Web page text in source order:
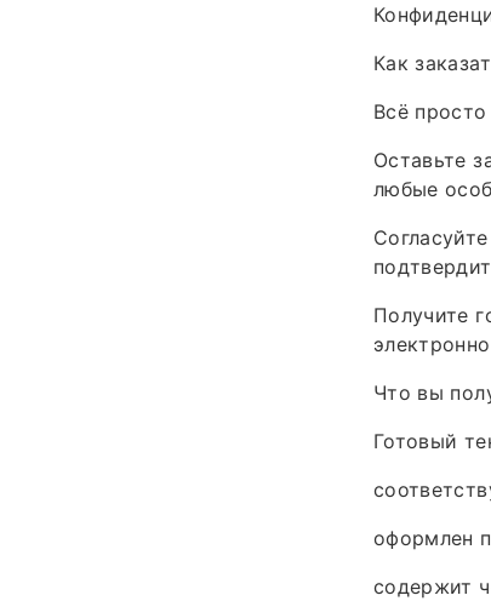
Как
Всё
Оставьте
любые
Получите
Что вы
Готовый
оформлен
содержит